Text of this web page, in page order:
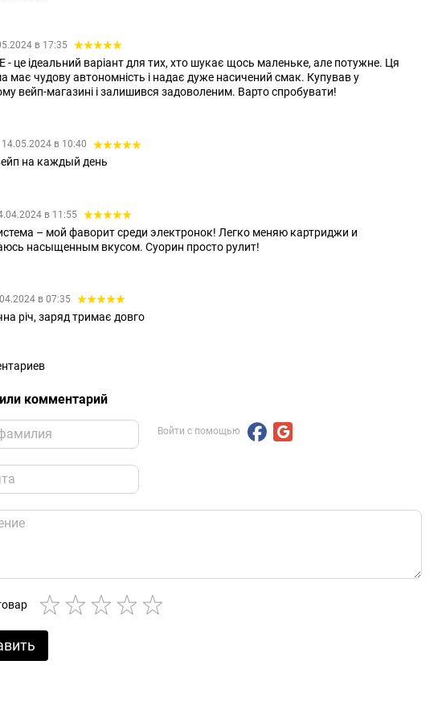
в 17:35
- це ідеальний варіант для тих, хто шукає щось маленьке, але потужне. Ця
має чудову автономність і надає дуже насичений смак. Купував у
вейп-магазині і залишився задоволеним. Варто спробувати!
14.05.2024 в 10:40
на каждый день
в 11:55
– мой фаворит среди электронок! Легко меняю картриджи и
насыщенным вкусом. Суорин просто рулит!
в 07:35
річ, заряд тримає довго
комментарий
Войти с помощью